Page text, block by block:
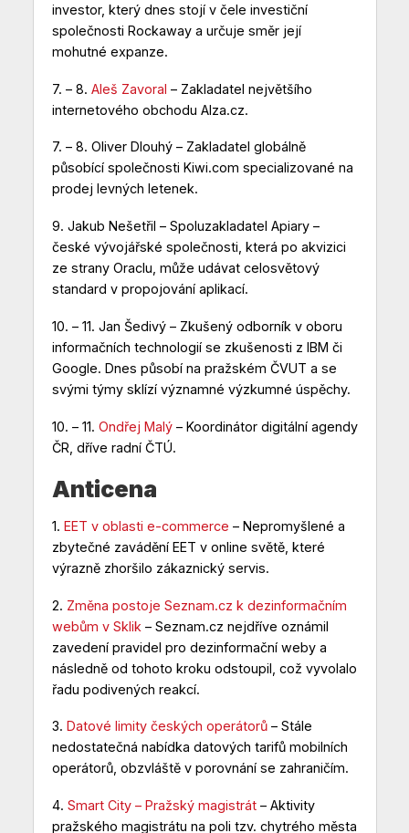
investor, který dnes stojí v čele investiční
společnosti Rockaway a určuje směr její
mohutné expanze.
7. – 8. Aleš Zavoral – Zakladatel největšího
internetového obchodu Alza.cz.
7. – 8. Oliver Dlouhý– Zakladatel globálně
působící společnosti Kiwi.com specializované na
prodej levných letenek.
9. Jakub Nešetřil – Spoluzakladatel Apiary –
české vývojářské společnosti, která po akvizici
ze strany Oraclu, může udávat celosvětový
standard v propojování aplikací.
10. – 11. Jan Šedivý– Zkušený odborník v oboru
informačních technologií se zkušenosti z IBM či
Google. Dnes působí na pražském ČVUT a se
svými týmy sklízí významné výzkumné úspěchy.
10. – 11. Ondřej Malý– Koordinátor digitální agendy
ČR, dříve radní ČTÚ.
Anticena
1. EET v oblasti e-commerce – Nepromyšlené a
zbytečné zavádění EET v online světě, které
výrazně zhoršilo zákaznický servis.
2. Změna postoje Seznam.cz k dezinformačním
webům v Sklik – Seznam.cz nejdříve oznámil
zavedení pravidel pro dezinformační weby a
následně od tohoto kroku odstoupil, což vyvolalo
řadu podivených reakcí.
3. Datové limity českých operátorů– Stále
nedostatečná nabídka datových tarifů mobilních
operátorů, obzvláště v porovnání se zahraničím.
4. Smart City – Pražský magistrát– Aktivity
pražského magistrátu na poli tzv. chytrého města